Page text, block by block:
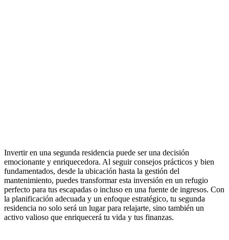
Invertir en una segunda residencia puede ser una decisión
emocionante y enriquecedora. Al seguir consejos prácticos y bien
fundamentados, desde la ubicación hasta la gestión del
mantenimiento, puedes transformar esta inversión en un refugio
perfecto para tus escapadas o incluso en una fuente de ingresos. Con
la planificación adecuada y un enfoque estratégico, tu segunda
residencia no solo será un lugar para relajarte, sino también un
activo valioso que enriquecerá tu vida y tus finanzas.